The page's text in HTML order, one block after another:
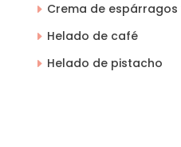
Crema de
Helado de café
Helado de pistacho